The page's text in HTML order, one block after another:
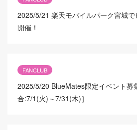
2025/5/21 楽天モバイルパーク宮城
開催！
FANCLUB
2025/5/20 BlueMates限定イベント募
合:7/1(火)～7/31(木)］